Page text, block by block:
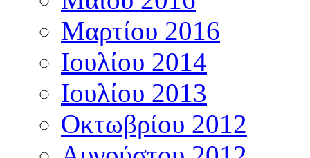
Μαρτίου 2016
Ιουλίου 2014
Ιουλίου 2013
Οκτωβρίου 2012